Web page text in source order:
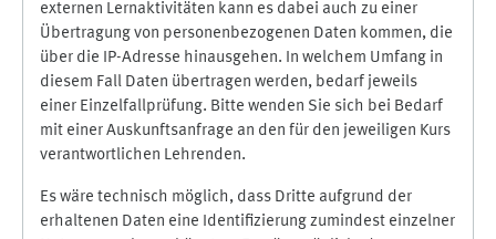
externen Lernaktivitäten kann es dabei auch zu einer
Übertragung von personenbezogenen Daten kommen, die
über die IP-Adresse hinausgehen. In welchem Umfang in
diesem Fall Daten übertragen werden, bedarf jeweils
einer Einzelfallprüfung. Bitte wenden Sie sich bei Bedarf
mit einer Auskunftsanfrage an den für den jeweiligen Kurs
verantwortlichen Lehrenden.
Es wäre technisch möglich, dass Dritte aufgrund der
erhaltenen Daten eine Identifizierung zumindest einzelner